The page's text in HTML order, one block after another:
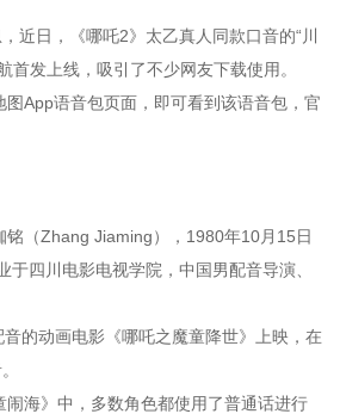
日，《哪吒2》太乙真人同款口音的“川
首发上线，吸引了不少网友下载使用。
App语音包页面，即可看到该语音包，官
（Zhang Jiaming），1980年10月15日
于四川电影电视学院，中国男配音导演、
动画电影《哪吒之魔童降世》上映，在
海》中，多数角色都使用了普通话进行